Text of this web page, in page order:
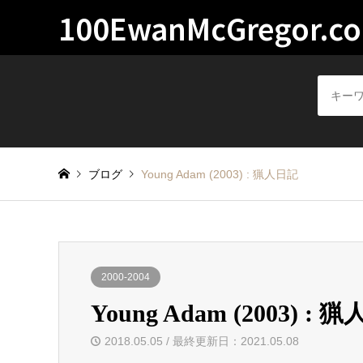
ブログ Young Adam (2003) : 猟人日記
2000-2004
Young Adam (2003) : 猟
2018.05.05 / 最終更新日：2021.05.08